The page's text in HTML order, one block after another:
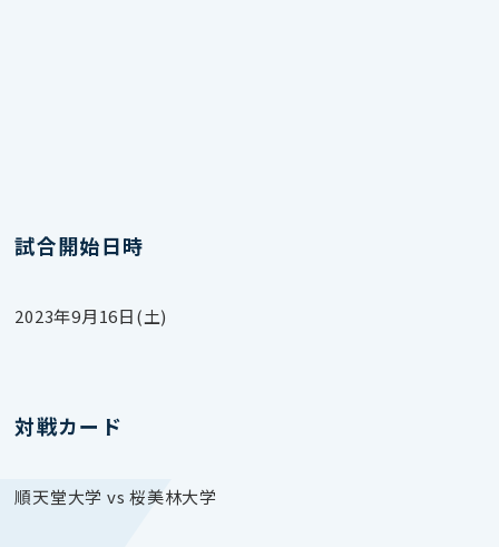
試合開始日時
2023年9月16日(土)
対戦カード
順天堂大学 vs 桜美林大学